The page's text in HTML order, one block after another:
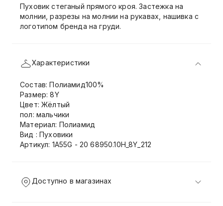
Пуховик стеганый прямого кроя. Застежка на
молнии, разрезы на молнии на рукавах, нашивка с
логотипом бренда на груди.
Характеристики
Состав: Полиамид100%
Размер: 8Y
Цвет: Жёлтый
пол: мальчики
Материал: Полиамид
Вид : Пуховики
Артикул: 1A55G - 20 68950.10H_8Y_212
Доступно в магазинах